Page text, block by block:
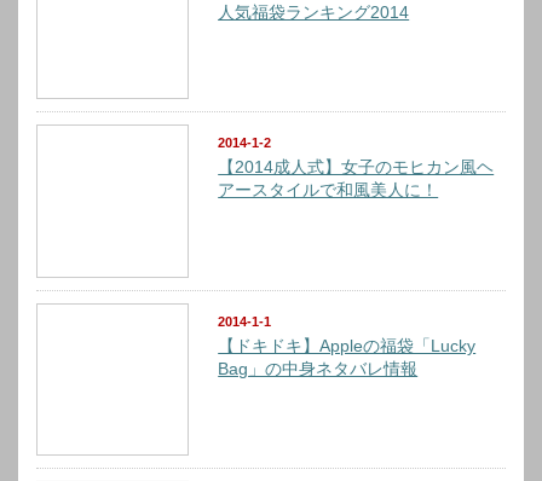
人気福袋ランキング2014
2014-1-2
【2014成人式】女子のモヒカン風ヘ
アースタイルで和風美人に！
2014-1-1
【ドキドキ】Appleの福袋「Lucky
Bag」の中身ネタバレ情報